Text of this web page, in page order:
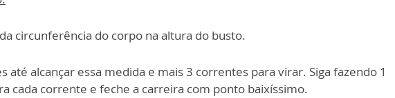
circunferência do corpo na altura do busto.
até alcançar essa medida e mais 3 correntes para virar. Siga fazendo 1
cada corrente e feche a carreira com ponto baixíssimo.